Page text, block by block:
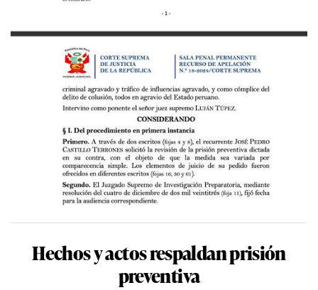
Hechos y actos respaldan prisión
preventiva